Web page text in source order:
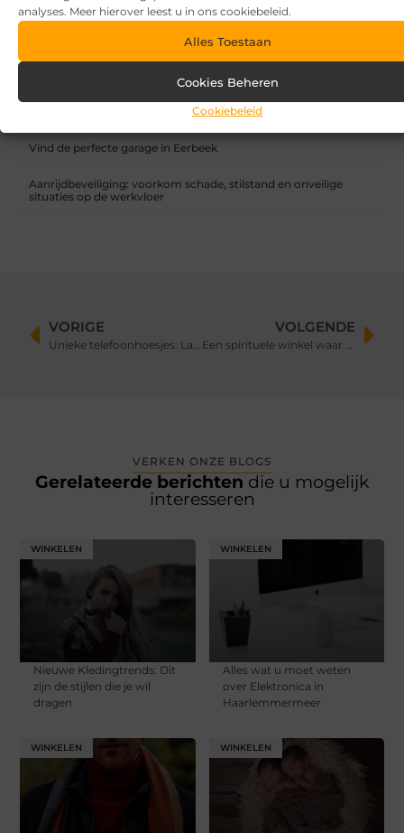
analyses. Meer hierover leest u in ons cookiebeleid.
Alles Toestaan
Cookies Beheren
Cookiebeleid
7 tips voor het kiezen van een luxe vakantiepark
Waar let je op bij het kiezen van een vakantiepark?
Overkapping in fases: zo begin je slim en breid je later uit
Zandbak schoon en diervriendelijk houden
Vind de perfecte garage in Eerbeek
Aanrijdbeveiliging: voorkom schade, stilstand en onveilige
situaties op de werkvloer
VORIGE
Unieke telefoonhoesjes: Laat je creativiteit de vrije loop
VOLGENDE
Een spirituele winkel waar geuren je ziel raken
VERKEN ONZE BLOGS
Gerelateerde berichten die u mogelijk
interesseren
WINKELEN
Nieuwe Kledingtrends: Dit
zijn de stijlen die je wil
dragen
WINKELEN
Alles wat u moet weten
over Elektronica in
Haarlemmermeer
WINKELEN WINKELEN